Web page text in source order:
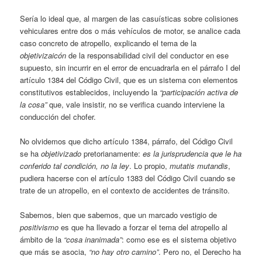
Sería lo ideal que, al margen de las casuísticas sobre colisiones
vehiculares entre dos o más vehículos de motor, se analice cada
caso concreto de atropello, explicando el tema de la
objetivizaicón de la responsabilidad civil del conductor en ese
supuesto, sin incurrir en el error de encuadrarla en el párrafo I del
artículo 1384 del Código Civil, que es un sistema con elementos
constitutivos establecidos, incluyendo la “participación activa de
la cosa”que, vale insistir, no se verifica cuando interviene la
conducción del chofer.
No olvidemos que dicho artículo 1384, párrafo, del Código Civil
se haobjetivizadopretorianamente:es la jurisprudencia que le ha
conferido tal condición, no la ley. Lo propio,mutatis mutandis,
pudiera hacerse con el artículo 1383 del Código Civil cuando se
trate de un atropello, en el contexto de accidentes de tránsito.
Sabemos, bien que sabemos, que un marcado vestigio de
positivismo es que ha llevado a forzar el tema del atropello al
ámbito de la “cosa inanimada”: como ese es el sistema objetivo
que más se asocia, “no hay otro camino”. Pero no, el Derecho ha